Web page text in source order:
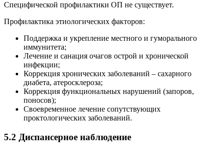
Специфической профилактики ОП не существует.
Профилактика этиологических факторов:
Поддержка и укрепление местного и гуморального
иммунитета;
Лечение и санация очагов острой и хронической
инфекции;
Коррекция хронических заболеваний – сахарного
диабета, атеросклероза;
Коррекция функциональных нарушений (запоров,
поносов);
Своевременное лечение сопутствующих
проктологических заболеваний.
5.2 Диспансерное наблюдение